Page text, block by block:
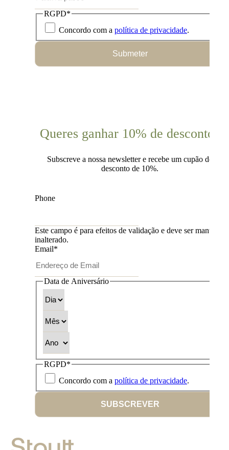
RGPD*
Concordo com a política de privacidade.
Submeter
Queres ganhar 10% de desconto?
Subscreve a nossa newsletter e recebe um cupão de
desconto de 10%.
Phone
Este campo é para efeitos de validação e deve ser mantido
inalterado.
Email*
Data de Aniversário
RGPD*
Concordo com a política de privacidade.
SUBSCREVER